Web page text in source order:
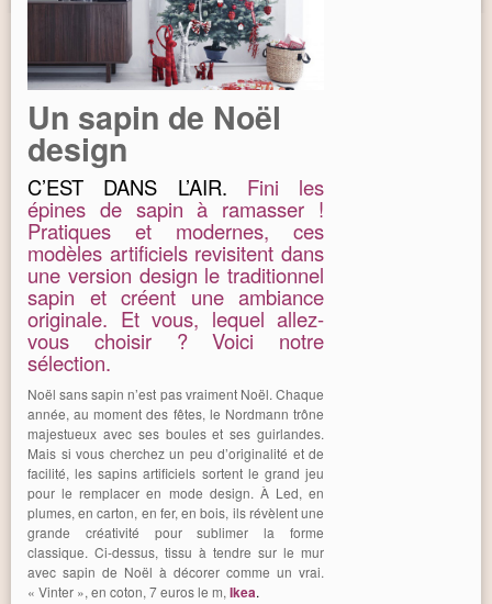
Un sapin de Noël
design
C’EST DANS L’AIR. Fini les
épines de sapin à ramasser !
Pratiques et modernes, ces
modèles artificiels revisitent dans
une version design le traditionnel
sapin et créent une ambiance
originale. Et vous, lequel allez-
vous choisir ? Voici notre
sélection.
Noël sans sapin n’est pas vraiment Noël. Chaque
année, au moment des fêtes, le Nordmann trône
majestueux avec ses boules et ses guirlandes.
Mais si vous cherchez un peu d’originalité et de
facilité, les sapins artificiels sortent le grand jeu
pour le remplacer en mode design. À Led, en
plumes, en carton, en fer, en bois, ils révèlent une
grande créativité pour sublimer la forme
classique. Ci-dessus, tissu à tendre sur le mur
avec sapin de Noël à décorer comme un vrai.
« Vinter », en coton, 7 euros le m, Ikea.